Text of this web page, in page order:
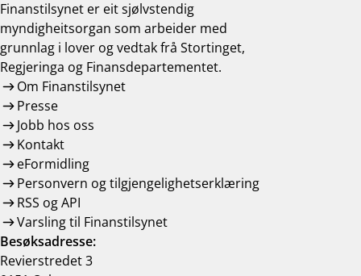
Finanstilsynet er eit sjølvstendig
myndigheitsorgan som arbeider med
grunnlag i lover og vedtak frå Stortinget,
Regjeringa og Finansdepartementet.
Om Finanstilsynet
Presse
Jobb hos oss
Kontakt
eFormidling
Personvern og tilgjengelighetserklæring
RSS og API
Varsling til Finanstilsynet
Besøksadresse:
Revierstredet 3